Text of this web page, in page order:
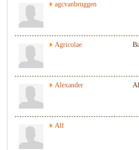
agcvanbruggen
Agricolae
Alexander
Alf